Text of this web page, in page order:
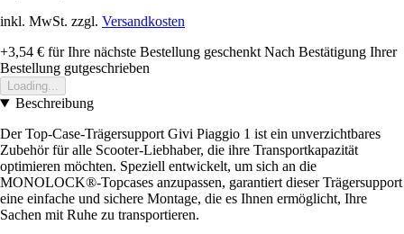
inkl. MwSt. zzgl. Versandkosten
+3,54 € für Ihre nächste Bestellung geschenkt Nach Bestätigung Ihrer
Bestellung gutgeschrieben
Loading...
Beschreibung
Der Top-Case-Trägersupport Givi Piaggio 1 ist ein unverzichtbares
Zubehör für alle Scooter-Liebhaber, die ihre Transportkapazität
optimieren möchten. Speziell entwickelt, um sich an die
MONOLOCK®-Topcases anzupassen, garantiert dieser Trägersupport
eine einfache und sichere Montage, die es Ihnen ermöglicht, Ihre
Sachen mit Ruhe zu transportieren.